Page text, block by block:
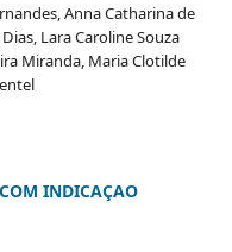
Anna Catharina de
Lara Caroline Souza
Miranda, Maria Clotilde
INDICAÇAO